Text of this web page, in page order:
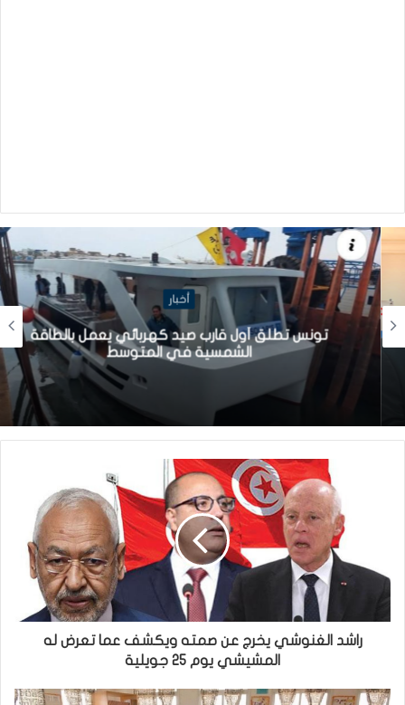
أخبار
تونس تطلق أول قارب صيد كهربائي يعمل بالطاقة
الشمسية في المتوسط
راشد الغنوشي يخرج عن صمته ويكشف عما تعرض له
المشيشي يوم 25 جويلية